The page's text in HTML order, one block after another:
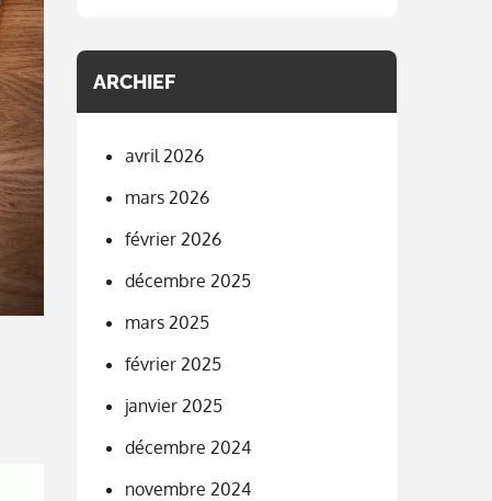
ARCHIEF
avril 2026
mars 2026
février 2026
décembre 2025
mars 2025
février 2025
janvier 2025
décembre 2024
novembre 2024